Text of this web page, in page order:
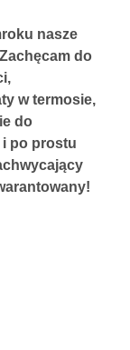
nasze
do
w termosie,
do
po prostu